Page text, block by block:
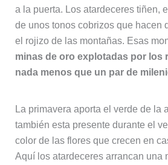
a la puerta. Los atardeceres tiñen,
de unos tonos cobrizos que hacen
el rojizo de las montañas. Esas
minas de oro explotadas por los
nada menos que un par de
La primavera aporta el verde de la
también esta presente durante el
color de las flores que crecen en
Aquí los atardeceres arrancan una